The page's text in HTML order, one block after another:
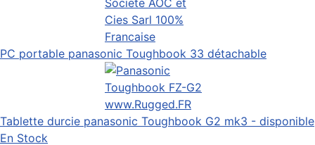
PC portable panasonic Toughbook 33 détachable
Tablette durcie panasonic Toughbook G2 mk3 - disponible
En Stock